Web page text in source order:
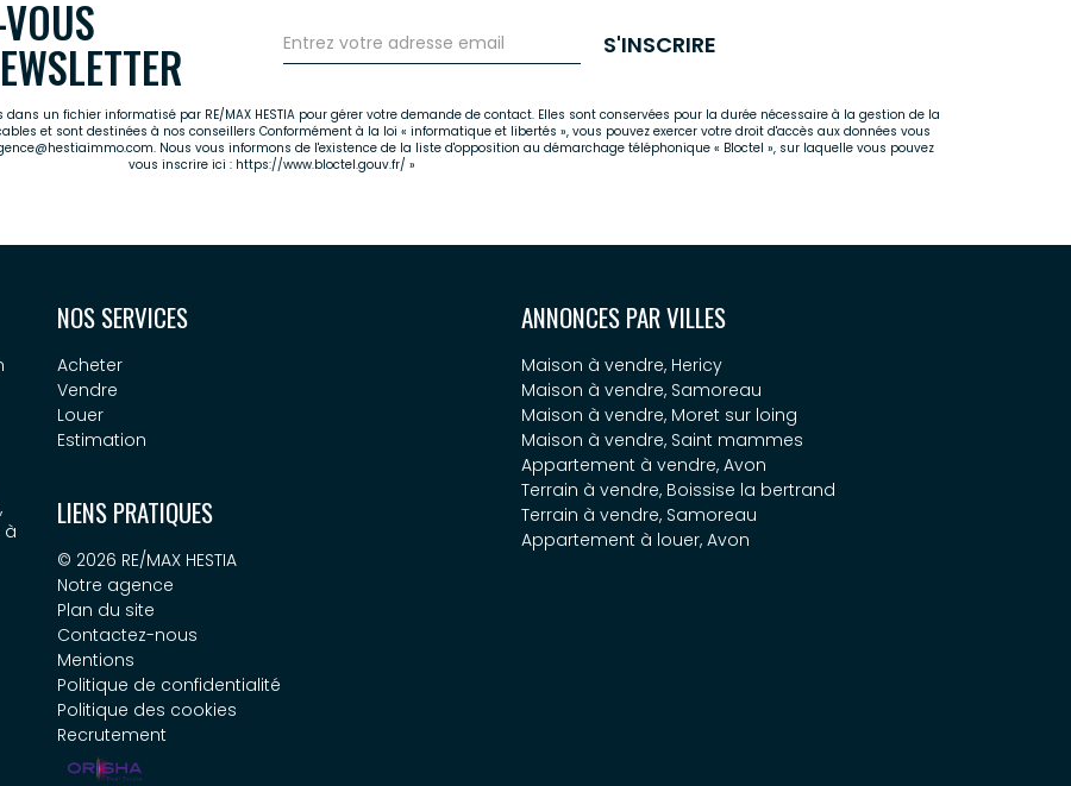
S'INSCRIRE
un fichier informatisé par RE/MAX HESTIA pour gérer votre demande de contact. Elles sont conservées pour la durée nécessaire à la gestion de la
et sont destinées à nos conseillers Conformément à la loi « informatique et libertés », vous pouvez exercer votre droit d'accès aux données vous
Nous vous informons de l'existence de la liste d'opposition au démarchage téléphonique « Bloctel », sur laquelle vous pouvez
vous inscrire ici : https://www.bloctel.gouv.fr/ »
à
NOS SERVICES
Acheter
Vendre
Louer
Estimation
LIENS PRATIQUES
© 2026 RE/MAX HESTIA
Notre agence
Plan du site
Contactez-nous
Mentions
Politique de confidentialité
Politique des cookies
Recrutement
ANNONCES PAR VILLES
Maison à vendre, Hericy
Maison à vendre, Samoreau
Maison à vendre, Moret sur loing
Maison à vendre, Saint mammes
Appartement à vendre, Avon
Terrain à vendre, Boissise la bertrand
Terrain à vendre, Samoreau
Appartement à louer, Avon